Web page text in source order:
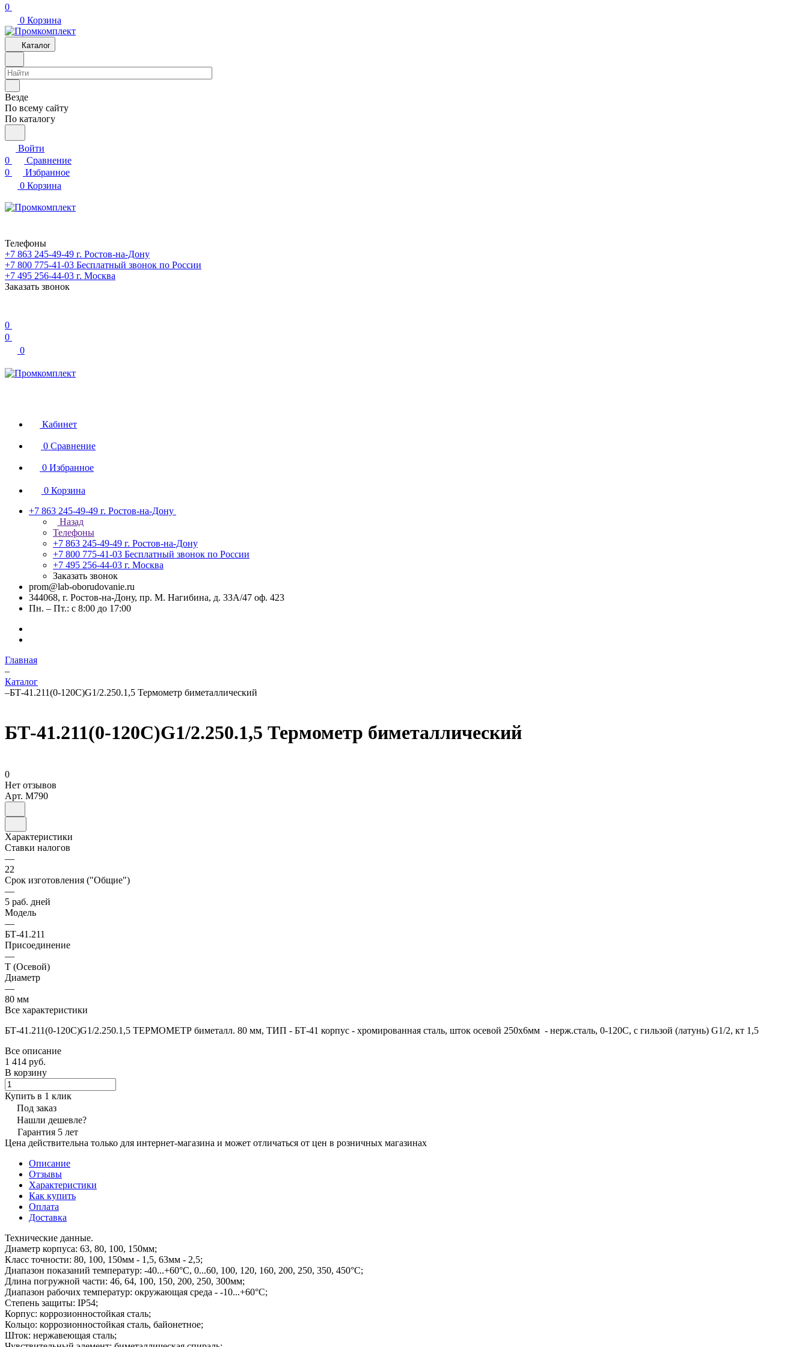
0
0 Корзина
Каталог
Везде
По всему сайту
По каталогу
Войти
0
Сравнение
0
Избранное
0 Корзина
Телефоны
+7 863 245-49-49 г. Ростов-на-Дону
+7 800 775-41-03 Бесплатный звонок по России
+7 495 256-44-03 г. Москва
Заказать звонок
0
0
0
Кабинет
0 Сравнение
0 Избранное
0 Корзина
+7 863 245-49-49 г. Ростов-на-Дону
Назад
Телефоны
+7 863 245-49-49 г. Ростов-на-Дону
+7 800 775-41-03 Бесплатный звонок по России
+7 495 256-44-03 г. Москва
Заказать звонок
prom@lab-oborudovanie.ru
344068, г. Ростов-на-Дону, пр. М. Нагибина, д. 33А/47 оф. 423
Пн. – Пт.: с 8:00 до 17:00
Главная
–
Каталог
–БТ-41.211(0-120C)G1/2.250.1,5 Термометр биметаллический
БТ-41.211(0-120C)G1/2.250.1,5 Термометр биметаллический
0
Нет отзывов
Арт. M790
Характеристики
Ставки налогов
—
22
Срок изготовления ("Общие")
—
5 раб. дней
Модель
—
БТ-41.211
Присоединение
—
Т (Осевой)
Диаметр
—
80 мм
Все характеристики
БТ-41.211(0-120C)G1/2.250.1,5 ТЕРМОМЕТР биметалл. 80 мм, ТИП - БТ-41 корпус - хромированная сталь, шток осевой 250х6мм - нерж.сталь, 0-120C, с гильзой (латунь) G1/2, кт 1,5
Все описание
1 414 руб.
В корзину
Купить в 1 клик
Под заказ
Нашли дешевле?
Гарантия 5 лет
Цена действительна только для интернет-магазина и может отличаться от цен в розничных магазинах
Описание
Отзывы
Характеристики
Как купить
Оплата
Доставка
Технические данные.
Диаметр корпуса: 63, 80, 100, 150мм;
Класс точности: 80, 100, 150мм - 1,5, 63мм - 2,5;
Диапазон показаний температур: -40...+60°С, 0...60, 100, 120, 160, 200, 250, 350, 450°С;
Длина погружной части: 46, 64, 100, 150, 200, 250, 300мм;
Диапазон рабочих температур: окружающая среда - -10...+60°С;
Степень защиты: IP54;
Корпус: коррозионностойкая сталь;
Кольцо: коррозионностойкая сталь, байонетное;
Шток: нержавеющая сталь;